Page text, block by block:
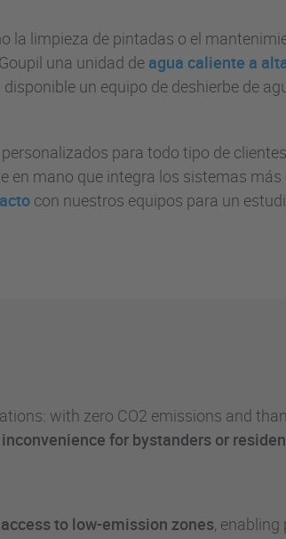
la limpieza de pintadas o el
una unidad de agua caliente a
un equipo de deshierbe de
para todo tipo de
en mano que integra los sistemas más
con nuestros equipos para un
with zero CO2 emissions and
for bystanders or
to low-emission zones,